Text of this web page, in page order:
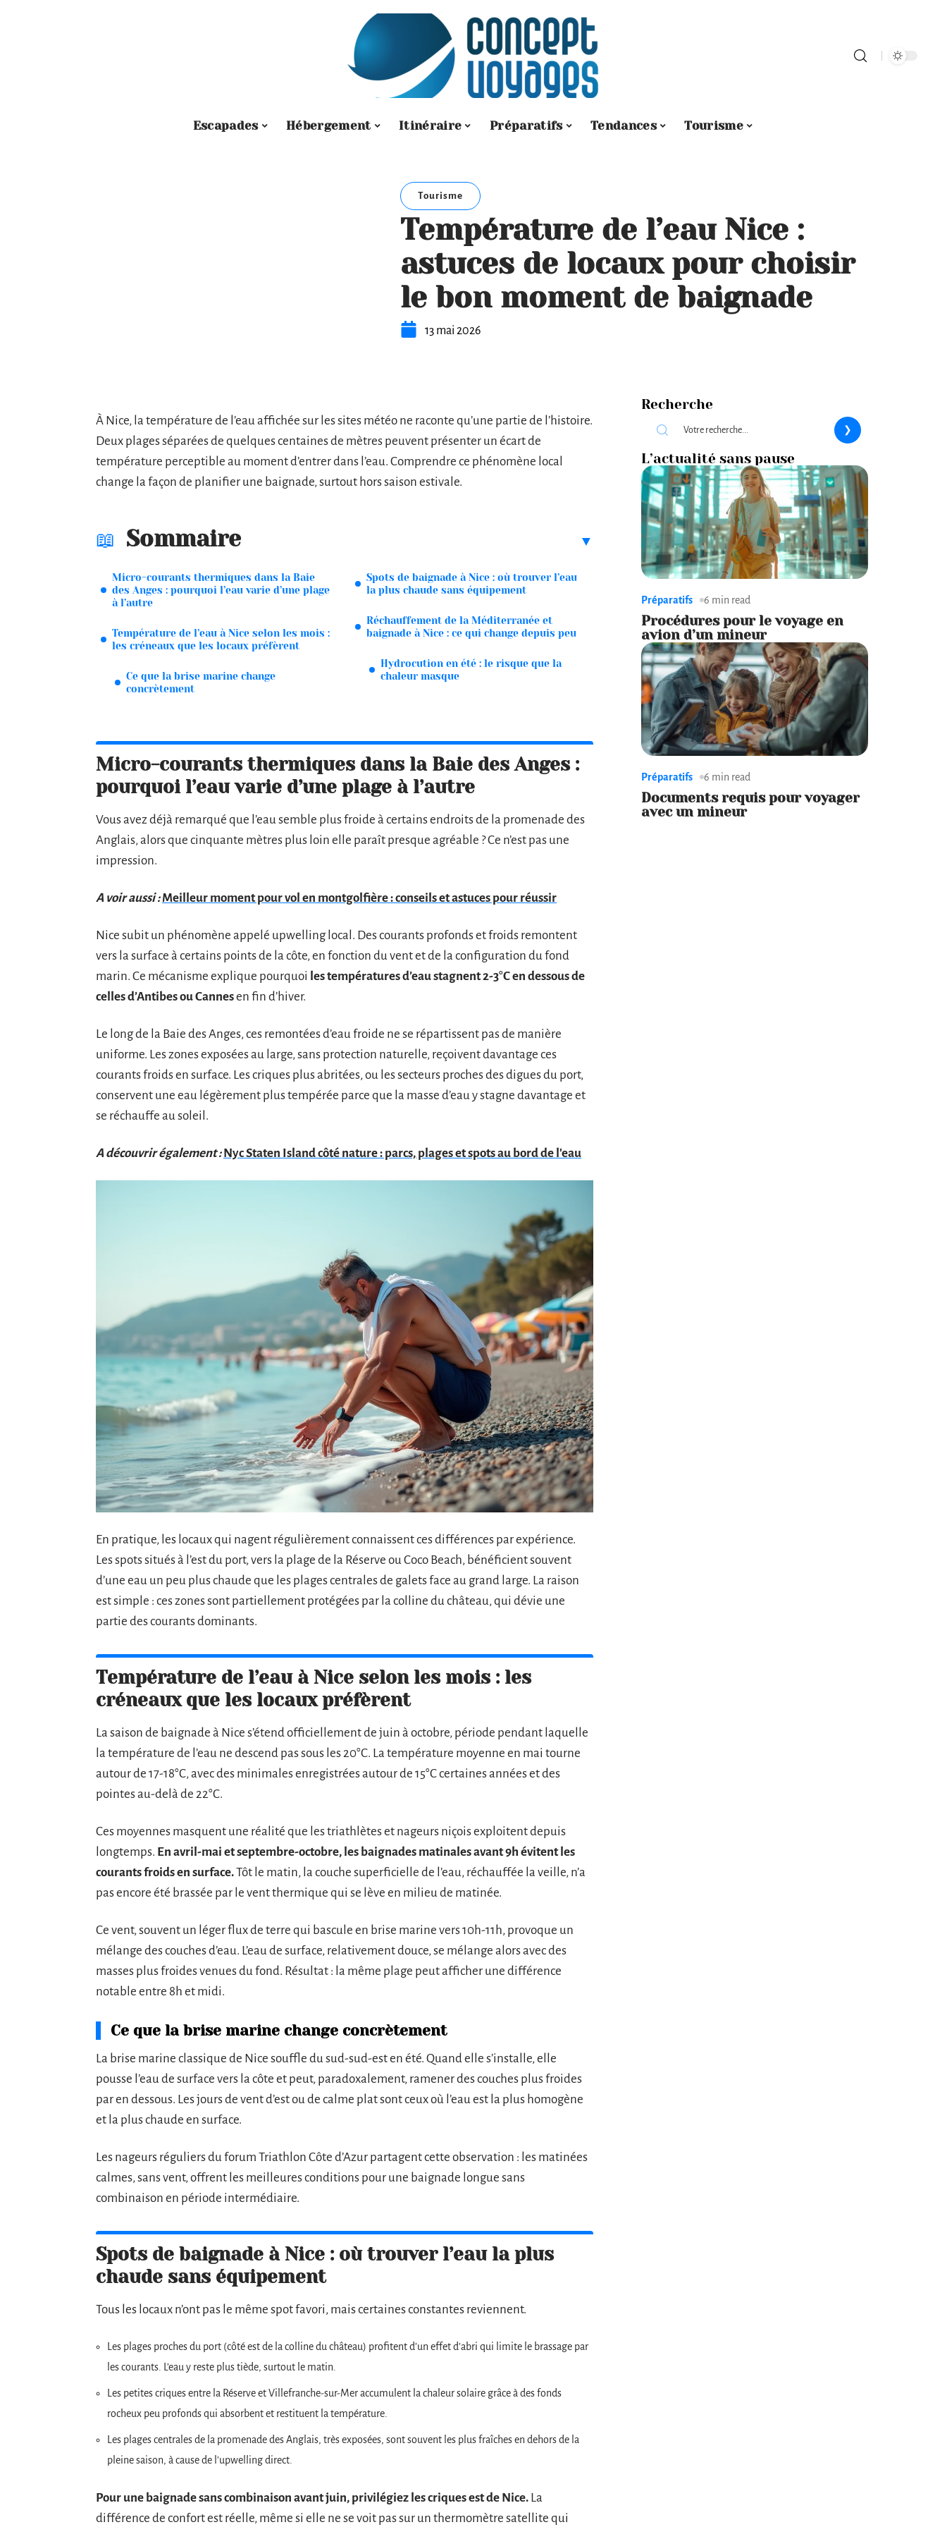
Escapades Hébergement Itinéraire Préparatifs Tendances Tourisme
Tourisme
Température de l’eau Nice :
astuces de locaux pour choisir
le bon moment de baignade
13 mai 2026
À Nice, la température de l’eau affichée sur les sites météo ne raconte qu’une partie de l’histoire.
Deux plages séparées de quelques centaines de mètres peuvent présenter un écart de
température perceptible au moment d’entrer dans l’eau. Comprendre ce phénomène local
change la façon de planifier une baignade, surtout hors saison estivale.
Sommaire
Micro-courants thermiques dans la Baie
des Anges : pourquoi l’eau varie d’une plage
à l’autre
Température de l’eau à Nice selon les mois :
les créneaux que les locaux préfèrent
Ce que la brise marine change
concrètement
Spots de baignade à Nice : où trouver l’eau
la plus chaude sans équipement
Réchauffement de la Méditerranée et
baignade à Nice : ce qui change depuis peu
Hydrocution en été : le risque que la
chaleur masque
Micro-courants thermiques dans la Baie des Anges :
pourquoi l’eau varie d’une plage à l’autre
Vous avez déjà remarqué que l’eau semble plus froide à certains endroits de la promenade des
Anglais, alors que cinquante mètres plus loin elle paraît presque agréable ? Ce n’est pas une
impression.
A voir aussi : Meilleur moment pour vol en montgolfière : conseils et astuces pour réussir
Nice subit un phénomène appelé upwelling local. Des courants profonds et froids remontent
vers la surface à certains points de la côte, en fonction du vent et de la configuration du fond
marin. Ce mécanisme explique pourquoi les températures d’eau stagnent 2-3°C en dessous de
celles d’Antibes ou Cannesen fin d’hiver.
Le long de la Baie des Anges, ces remontées d’eau froide ne se répartissent pas de manière
uniforme. Les zones exposées au large, sans protection naturelle, reçoivent davantage ces
courants froids en surface. Les criques plus abritées, ou les secteurs proches des digues du port,
conservent une eau légèrement plus tempérée parce que la masse d’eau y stagne davantage et
se réchauffe au soleil.
A découvrir également : Nyc Staten Island côté nature : parcs, plages et spots au bord de l'eau
En pratique, les locaux qui nagent régulièrement connaissent ces différences par expérience.
Les spots situés à l’est du port, vers la plage de la Réserve ou Coco Beach, bénéficient souvent
d’une eau un peu plus chaude que les plages centrales de galets face au grand large. La raison
est simple : ces zones sont partiellement protégées par la colline du château, qui dévie une
partie des courants dominants.
Température de l’eau à Nice selon les mois : les
créneaux que les locaux préfèrent
La saison de baignade à Nice s’étend officiellement de juin à octobre, période pendant laquelle
la température de l’eau ne descend pas sous les 20°C. La température moyenne en mai tourne
autour de 17-18°C, avec des minimales enregistrées autour de 15°C certaines années et des
pointes au-delà de 22°C.
Ces moyennes masquent une réalité que les triathlètes et nageurs niçois exploitent depuis
longtemps. En avril-mai et septembre-octobre, les baignades matinales avant 9h évitent les
courants froids en surface.Tôt le matin, la couche superficielle de l’eau, réchauffée la veille, n’a
pas encore été brassée par le vent thermique qui se lève en milieu de matinée.
Ce vent, souvent un léger flux de terre qui bascule en brise marine vers 10h-11h, provoque un
mélange des couches d’eau. L’eau de surface, relativement douce, se mélange alors avec des
masses plus froides venues du fond. Résultat : la même plage peut afficher une différence
notable entre 8h et midi.
Ce que la brise marine change concrètement
La brise marine classique de Nice souffle du sud-sud-est en été. Quand elle s’installe, elle
pousse l’eau de surface vers la côte et peut, paradoxalement, ramener des couches plus froides
par en dessous. Les jours de vent d’est ou de calme plat sont ceux où l’eau est la plus homogène
et la plus chaude en surface.
Les nageurs réguliers du forum Triathlon Côte d’Azur partagent cette observation : les matinées
calmes, sans vent, offrent les meilleures conditions pour une baignade longue sans
combinaison en période intermédiaire.
Spots de baignade à Nice : où trouver l’eau la plus
chaude sans équipement
Tous les locaux n’ont pas le même spot favori, mais certaines constantes reviennent.
Les plages proches du port (côté est de la colline du château) profitent d’un effet d’abri qui limite le brassage par
les courants. L’eau y reste plus tiède, surtout le matin.
Les petites criques entre la Réserve et Villefranche-sur-Mer accumulent la chaleur solaire grâce à des fonds
rocheux peu profonds qui absorbent et restituent la température.
Les plages centrales de la promenade des Anglais, très exposées, sont souvent les plus fraîches en dehors de la
pleine saison, à cause de l’upwelling direct.
Pour une baignade sans combinaison avant juin, privilégiez les criques est de Nice. La
différence de confort est réelle, même si elle ne se voit pas sur un thermomètre satellite qui
Recherche
L’actualité sans pause
Préparatifs 6 min read
Procédures pour le voyage en
avion d’un mineur
Préparatifs 6 min read
Documents requis pour voyager
avec un mineur